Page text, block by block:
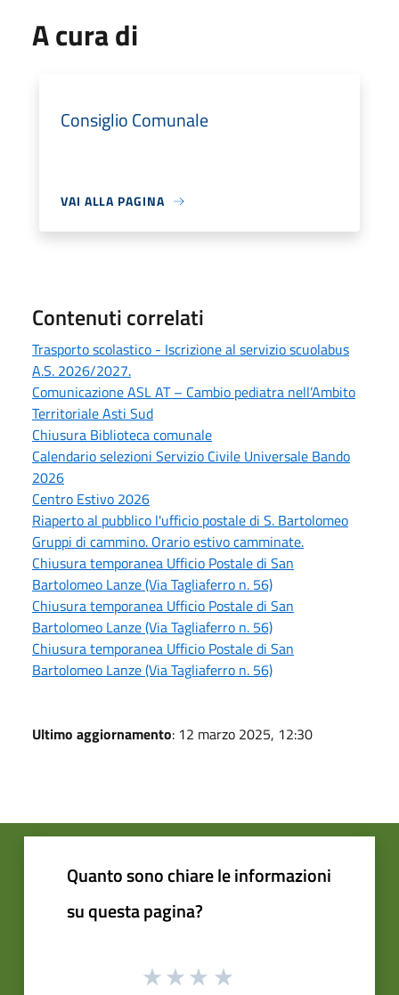
A cura di
Consiglio Comunale
VAI ALLA PAGINA
Contenuti correlati
Trasporto scolastico - Iscrizione al servizio scuolabus
A.S. 2026/2027.
Comunicazione ASL AT – Cambio pediatra nell’Ambito
Territoriale Asti Sud
Chiusura Biblioteca comunale
Calendario selezioni Servizio Civile Universale Bando
2026
Centro Estivo 2026
Riaperto al pubblico l'ufficio postale di S. Bartolomeo
Gruppi di cammino. Orario estivo camminate.
Chiusura temporanea Ufficio Postale di San
Bartolomeo Lanze (Via Tagliaferro n. 56)
Chiusura temporanea Ufficio Postale di San
Bartolomeo Lanze (Via Tagliaferro n. 56)
Chiusura temporanea Ufficio Postale di San
Bartolomeo Lanze (Via Tagliaferro n. 56)
Ultimo aggiornamento: 12 marzo 2025, 12:30
Quanto sono chiare le informazioni
su questa pagina?